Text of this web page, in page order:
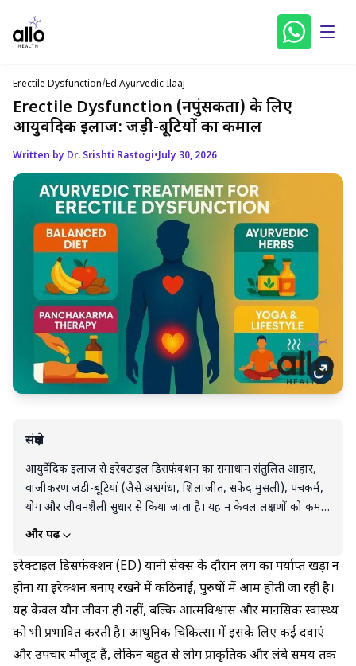
Erectile Dysfunction/Ed Ayurvedic Ilaaj
Erectile Dysfunction (नपुंसकता) के लिए
आयुर्वेदिक इलाज: जड़ी-बूटियों का कमाल
Written by Dr. Srishti Rastogi•July 30, 2026
संक्षेप
आयुर्वेदिक इलाज से इरेक्टाइल डिसफंक्शन का समाधान संतुलित आहार,
वाजीकरण जड़ी-बूटियां (जैसे अश्वगंधा, शिलाजीत, सफेद मुसली), पंचकर्म,
योग और जीवनशैली सुधार से किया जाता है। यह न केवल लक्षणों को कम
करता है बल्कि शरीर में दोष संतुलित कर जड़ से उपचार पर ध्यान देता है।
संतुलन और यौन शक्ति में सुधार होता है। हर्बल दवाएं लेते समय सही डोज़,
गुणवत्ता और डॉक्टर की सलाह जरूरी है ताकि दुष्प्रभाव और मिलावट से
बचा जा सके।
और पढ़ें
इरेक्टाइल डिसफंक्शन (ED) यानी सेक्स के दौरान लिंग का पर्याप्त खड़ा न
होना या इरेक्शन बनाए रखने में कठिनाई, पुरुषों में आम होती जा रही है।
यह केवल यौन जीवन ही नहीं, बल्कि आत्मविश्वास और मानसिक स्वास्थ्य
को भी प्रभावित करती है। आधुनिक चिकित्सा में इसके लिए कई दवाएं
और उपचार मौजूद हैं, लेकिन बहुत से लोग प्राकृतिक और लंबे समय तक